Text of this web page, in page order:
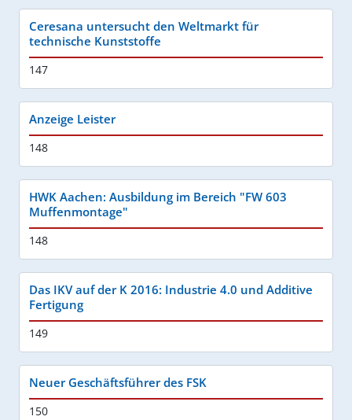
Ceresana untersucht den Weltmarkt für
technische Kunststoffe
147
Anzeige Leister
148
HWK Aachen: Ausbildung im Bereich "FW 603
Muffenmontage"
148
Das IKV auf der K 2016: Industrie 4.0 und Additive
Fertigung
149
Neuer Geschäftsführer des FSK
150